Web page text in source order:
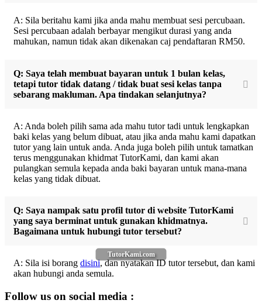
TutorKami.com
A: Sila beritahu kami jika anda mahu membuat sesi percubaan.
Sesi percubaan adalah berbayar mengikut durasi yang anda
mahukan, namun tidak akan dikenakan caj pendaftaran RM50.
Q: Saya telah membuat bayaran untuk 1 bulan kelas,
tetapi tutor tidak datang / tidak buat sesi kelas tanpa
sebarang makluman. Apa tindakan selanjutnya?
A: Anda boleh pilih sama ada mahu tutor tadi untuk lengkapkan
baki kelas yang belum dibuat, atau jika anda mahu kami dapatkan
tutor yang lain untuk anda. Anda juga boleh pilih untuk tamatkan
terus menggunakan khidmat TutorKami, dan kami akan
pulangkan semula kepada anda baki bayaran untuk mana-mana
kelas yang tidak dibuat.
Q: Saya nampak satu profil tutor di website TutorKami
yang saya berminat untuk gunakan khidmatnya.
Bagaimana untuk hubungi tutor tersebut?
A: Sila isi borang disini, dan nyatakan ID tutor tersebut, dan kami
akan hubungi anda semula.
Follow us on social media :